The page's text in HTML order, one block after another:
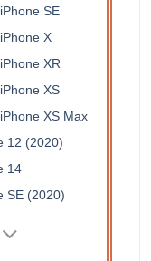
SE
X
XR
XS
XS Max
12 (2020)
14
SE (2020)
7,90